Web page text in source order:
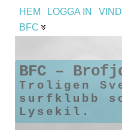
HEM LOGGA IN VIND
BFC
BFC –
Troligen
surfklubb
Lysekil.